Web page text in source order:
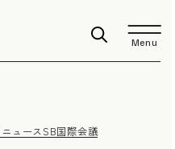
Menu
ニュースSB国際会議